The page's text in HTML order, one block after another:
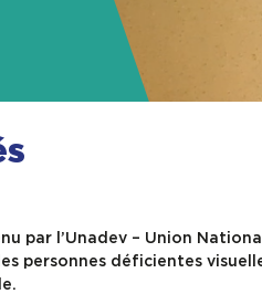
par l’Unadev – Union
personnes déficientes